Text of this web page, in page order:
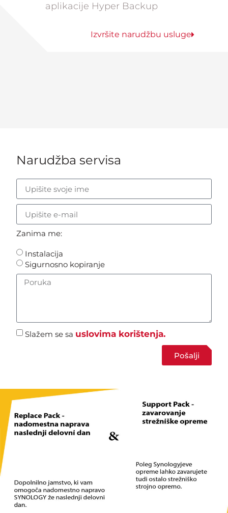
aplikacije Hyper Backup
Izvršite narudžbu usluge
Narudžba servisa
Zanima me:
Instalacija
Sigurnosno kopiranje
Slažem se sa uslovima korištenja.
Pošalji